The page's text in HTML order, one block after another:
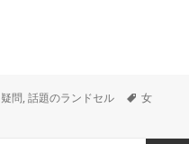
子用
問,話題のランドセル
タ
女